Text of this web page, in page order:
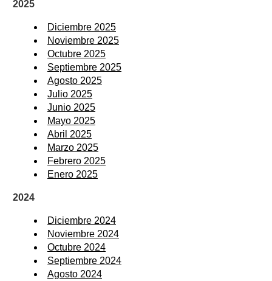
2025
Diciembre 2025
Noviembre 2025
Octubre 2025
Septiembre 2025
Agosto 2025
Julio 2025
Junio 2025
Mayo 2025
Abril 2025
Marzo 2025
Febrero 2025
Enero 2025
2024
Diciembre 2024
Noviembre 2024
Octubre 2024
Septiembre 2024
Agosto 2024